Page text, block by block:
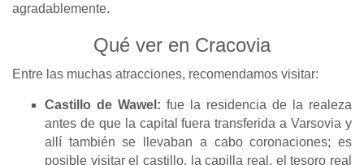
agradablemente.
Qué ver en Cracovia
Entre las muchas atracciones, recomendamos visitar:
Castillo de Wawel: fue la residencia de la realeza
antes de que la capital fuera transferida a Varsovia y
allí también se llevaban a cabo coronaciones; es
posible visitar el castillo, la capilla real, el tesoro real